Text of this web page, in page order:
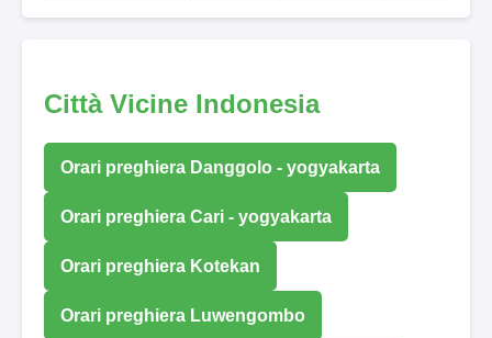
Città Vicine Indonesia
Orari preghiera Danggolo - yogyakarta
Orari preghiera Cari - yogyakarta
Orari preghiera Kotekan
Orari preghiera Luwengombo